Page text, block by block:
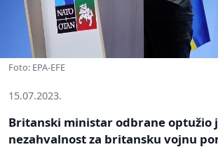
Foto: EPA-EFE
15.07.2023.
Britanski ministar odbrane optužio
nezahvalnost za britansku vojnu